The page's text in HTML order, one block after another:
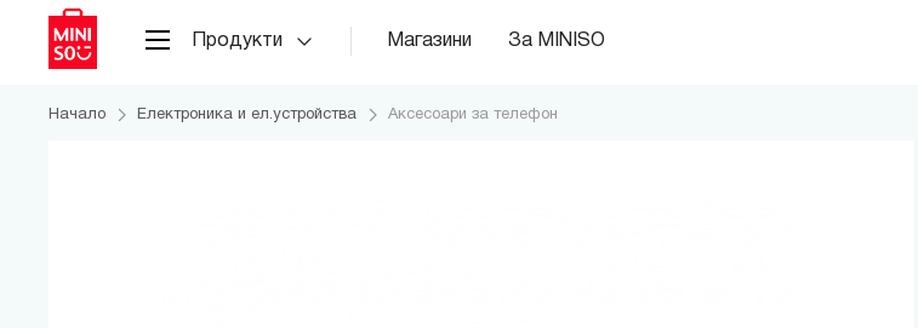
Продукти Магазини За MINISO
Начало Електроника и ел.устройства Аксесоари за телефон